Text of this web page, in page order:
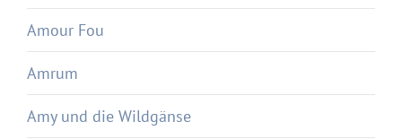
Amour Fou
Amrum
Amy und die Wildgänse